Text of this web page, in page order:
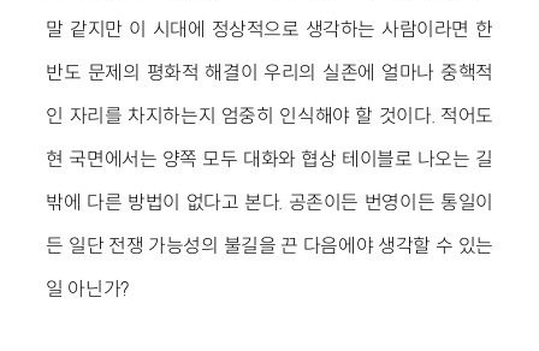
말 같지만 이 시대에 정상적으로 생각하는 사람이라면 한
반도 문제의 평화적 해결이 우리의 실존에 얼마나 중핵적
인 자리를 차지하는지 엄중히 인식해야 할 것이다. 적어도
현 국면에서는 양쪽 모두 대화와 협상 테이블로 나오는 길
밖에 다른 방법이 없다고 본다. 공존이든 번영이든 통일이
든 일단 전쟁 가능성의 불길을 끈 다음에야 생각할 수 있는
일 아닌가?